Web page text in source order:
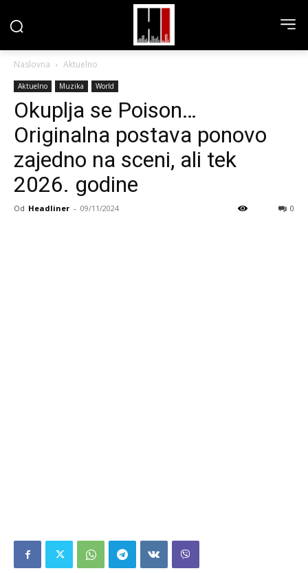
Naslovna Aktuelno
Aktuelno Muzika World
Okuplja se Poison…
Originalna postava ponovo
zajedno na sceni, ali tek
2026. godine
Od Headliner - 09/11/2024 0